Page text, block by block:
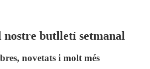
nostre butlletí setmanal
novetats i molt més